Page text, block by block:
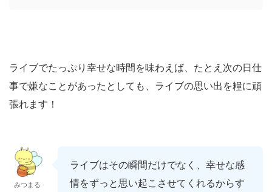
ライブでたっぷり幸せな時間を味わえば、たとえ次の日仕
事で嫌なことがあったとしても、ライブの思い出を糧に頑
張れます！
みつまる
ライブはその瞬間だけでなく、幸せな感
情をずっと思い起こさせてくれるからす